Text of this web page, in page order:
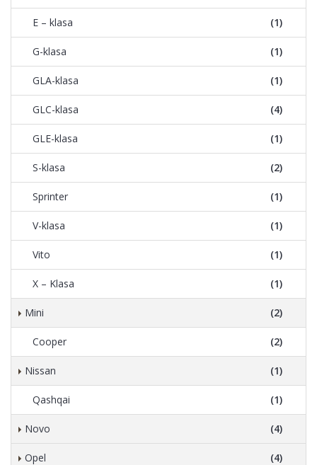
E – klasa (1)
G-klasa (1)
GLA-klasa (1)
GLC-klasa (4)
GLE-klasa (1)
S-klasa (2)
Sprinter (1)
V-klasa (1)
Vito (1)
X – Klasa (1)
Mini (2)
Cooper (2)
Nissan (1)
Qashqai (1)
Novo (4)
Opel (4)